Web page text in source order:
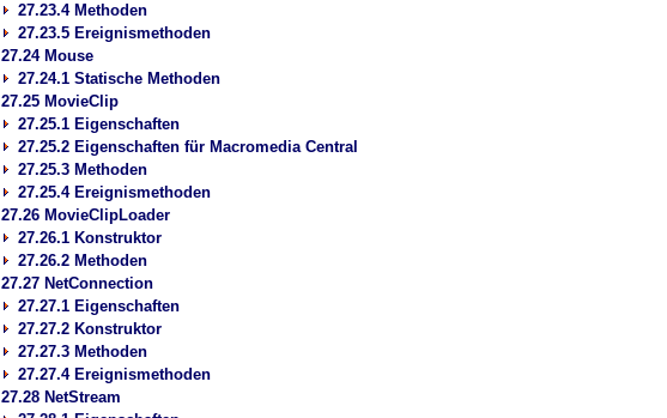
27.23.4 Methoden
27.23.5 Ereignismethoden
27.24 Mouse
27.24.1 Statische Methoden
27.25 MovieClip
27.25.1 Eigenschaften
27.25.2 Eigenschaften für Macromedia Central
27.25.3 Methoden
27.25.4 Ereignismethoden
27.26 MovieClipLoader
27.26.1 Konstruktor
27.26.2 Methoden
27.27 NetConnection
27.27.1 Eigenschaften
27.27.2 Konstruktor
27.27.3 Methoden
27.27.4 Ereignismethoden
27.28 NetStream